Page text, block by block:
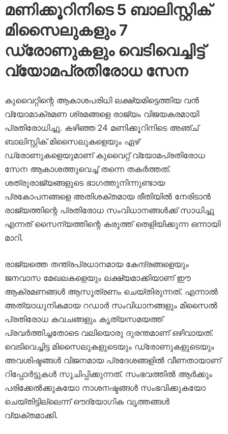
മണിക്കൂറിനിടെ 5 ബാലിസ്റ്റിക്
മിസൈലുകളും 7
ഡ്രോണുകളും വെടിവെച്ചിട്ട്
വ്യോമപ്രതിരോധ സേന
കുവൈറ്റിന്റെ ആകാശപരിധി ലക്ഷ്യമിട്ടെത്തിയ വൻ
വ്യോമാക്രമണ ശ്രമങ്ങളെ രാജ്യം വിജയകരമായി
പ്രതിരോധിച്ചു. കഴിഞ്ഞ 24 മണിക്കൂറിനിടെ അഞ്ച്
ബാലിസ്റ്റിക് മിസൈലുകളെയും ഏഴ്
ഡ്രോണുകളെയുമാണ് കുവൈറ്റ് വ്യോമപ്രതിരോധ
സേന ആകാശത്തുവെച്ച് തന്നെ തകർത്തത്.
ശത്രുരാജ്യങ്ങളുടെ ഭാഗത്തുനിന്നുണ്ടായ
പ്രകോപനങ്ങളെ അതിശക്തമായ രീതിയിൽ നേരിടാൻ
രാജ്യത്തിന്റെ പ്രതിരോധ സംവിധാനങ്ങൾക്ക് സാധിച്ചു
എന്നത് സൈന്യത്തിന്റെ കരുത്ത് തെളിയിക്കുന്ന ഒന്നായി
മാറി.
രാജ്യത്തെ തന്ത്രപ്രധാനമായ കേന്ദ്രങ്ങളെയും
ജനവാസ മേഖലകളെയും ലക്ഷ്യമാക്കിയാണ് ഈ
ആക്രമണങ്ങൾ ആസൂത്രണം ചെയ്തിരുന്നത്. എന്നാൽ
അത്യാധുനികമായ റഡാർ സംവിധാനങ്ങളും മിസൈൽ
പ്രതിരോധ കവചങ്ങളും കൃത്യസമയത്ത്
പ്രവർത്തിച്ചതോടെ വലിയൊരു ദുരന്തമാണ് ഒഴിവായത്.
വെടിവെച്ചിട്ട മിസൈലുകളുടെയും ഡ്രോണുകളുടെയും
അവശിഷ്ടങ്ങൾ വിജനമായ പ്രദേശങ്ങളിൽ വീണതായാണ്
റിപ്പോർട്ടുകൾ സൂചിപ്പിക്കുന്നത്. സംഭവത്തിൽ ആർക്കും
പരിക്കേൽക്കുകയോ നാശനഷ്ടങ്ങൾ സംഭവിക്കുകയോ
ചെയ്തിട്ടില്ലെന്ന് ഔദ്യോഗിക വൃത്തങ്ങൾ
വ്യക്തമാക്കി.